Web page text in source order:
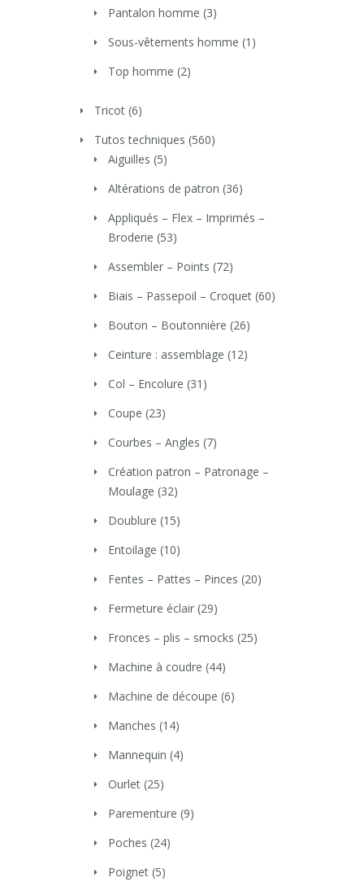
Pantalon homme (3)
Sous-vêtements homme (1)
Top homme (2)
Tricot (6)
Tutos techniques (560)
Aiguilles (5)
Altérations de patron (36)
Appliqués – Flex – Imprimés –
Broderie (53)
Assembler – Points (72)
Biais – Passepoil – Croquet (60)
Bouton – Boutonnière (26)
Ceinture : assemblage (12)
Col – Encolure (31)
Coupe (23)
Courbes – Angles (7)
Création patron – Patronage –
Moulage (32)
Doublure (15)
Entoilage (10)
Fentes – Pattes – Pinces (20)
Fermeture éclair (29)
Fronces – plis – smocks (25)
Machine à coudre (44)
Machine de découpe (6)
Manches (14)
Mannequin (4)
Ourlet (25)
Parementure (9)
Poches (24)
Poignet (5)